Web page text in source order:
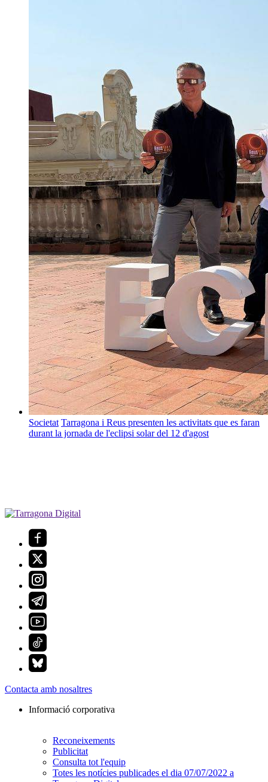
Societat Tarragona i Reus presenten les activitats que es faran
durant la jornada de l'eclipsi solar del 12 d'agost
Contacta amb nosaltres
Informació corporativa
Reconeixements
Publicitat
Consulta tot l'equip
Totes les notícies publicades el dia 07/07/2022 a